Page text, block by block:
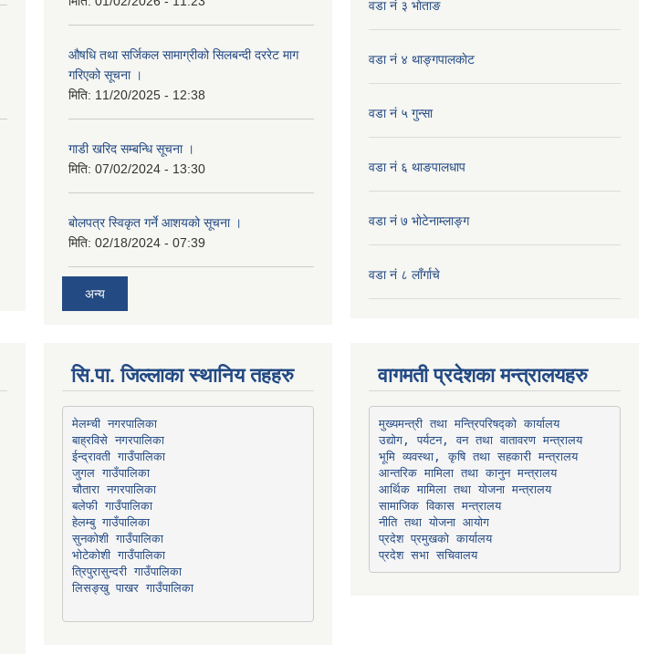
औषधि तथा सर्जिकल सामाग्रीको सिलबन्दी दररेट माग
गरिएको सूचना ।
मिति: 11/20/2025 - 12:38
गाडी खरिद सम्बन्धि सूचना ।
मिति: 07/02/2024 - 13:30
बोलपत्र स्विकृत गर्ने आशयको सूचना ।
मिति: 02/18/2024 - 07:39
अन्य
वडा नं ३ भाेताङ
वडा नं ४ थाङ्गपालकाेट
वडा नं ५ गुन्सा
वडा नं ६ थाङपालधाप
वडा नं ७ भाेटेनाम्लाङ्ग
वडा नं ८ लाँर्गाचे
सि.पा. जिल्लाका स्थानिय तहहरु
मेलम्ची नगरपालिका
बाह्रविसे नगरपालिका
ईन्द्रावती गाउँपालिका
जुगल गाउँपालिका
चौतारा नगरपालिका
बलेफी गाउँपालिका
हेलम्बु गाउँपालिका
सुनकोशी गाउँपालिका
भोटेकोशी गाउँपालिका
त्रिपुरासुन्दरी गाउँपालिका
लिसङ्खु पाखर गाउँपालिका
वागमती प्रदेशका मन्त्रालयहरु
मुख्यमन्त्री तथा मन्त्रिपरिषद्को कार्यालय
उद्योग, पर्यटन, वन तथा वातावरण मन्त्रालय
भूमि व्यवस्था, कृषि तथा सहकारी मन्त्रालय
आन्तरिक मामिला तथा कानुन मन्त्रालय
आर्थिक मामिला तथा योजना मन्त्रालय
सामाजिक विकास मन्त्रालय
नीति तथा योजना आयोग
प्रदेश प्रमुखको कार्यालय
प्रदेश सभा सचिवालय